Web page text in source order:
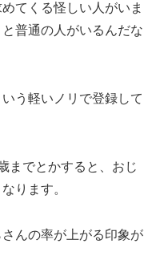
てくる怪しい人がいま
普通の人がいるんだな
う軽いノリで登録して
までとかすると、おじ
ります。
んの率が上がる印象が